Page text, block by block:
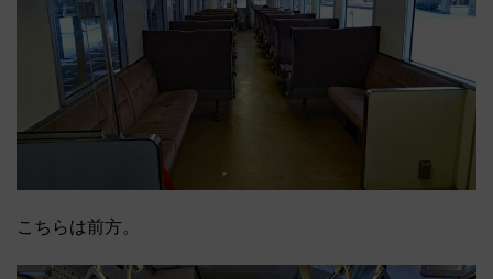
こちらは前方。